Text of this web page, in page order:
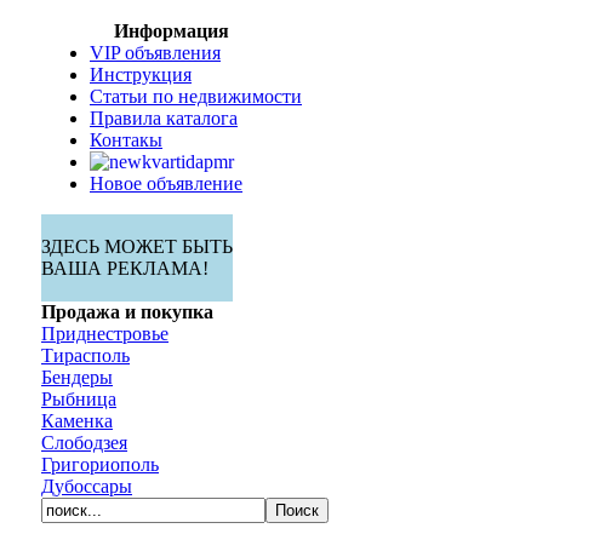
Информация
VIP объявления
Инструкция
Статьи по недвижимости
Правила каталога
Контакы
Новое объявление
ЗДЕСЬ МОЖЕТ БЫТЬ
ВАША РЕКЛАМА!
Продажа и покупка
Приднестровье
Тирасполь
Бендеры
Рыбница
Каменка
Слободзея
Григориополь
Дубоссары